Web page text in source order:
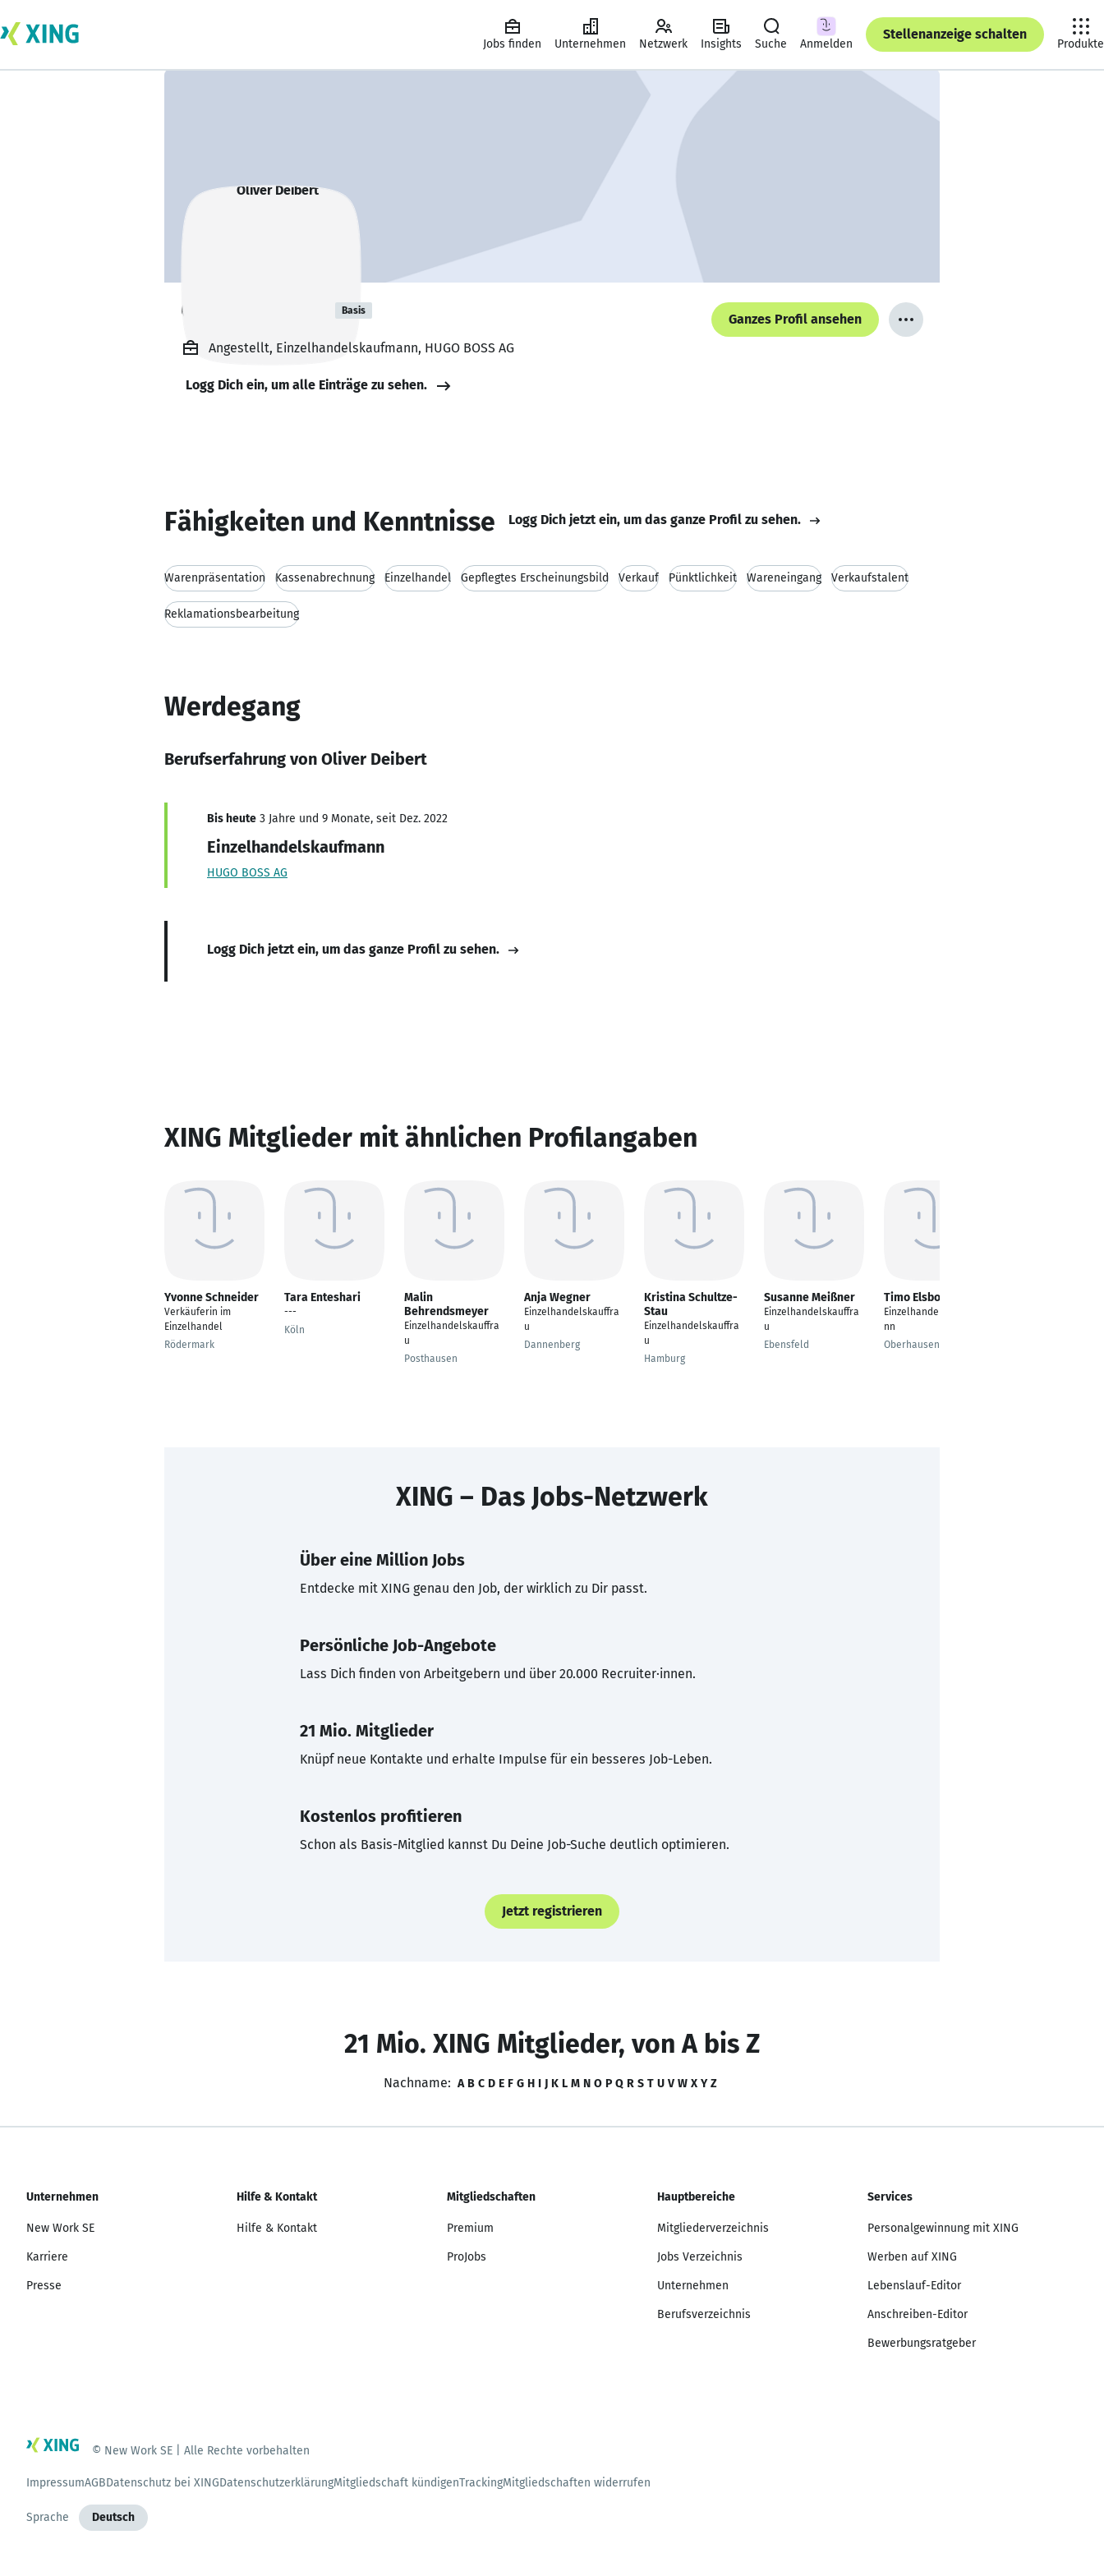
Jobs finden Unternehmen Netzwerk Insights Suche Anmelden
Stellenanzeige schalten
Produkte
Oliver Deibert Basis
Ganzes Profil ansehen
Angestellt, Einzelhandelskaufmann, HUGO BOSS AG
Logg Dich ein, um alle Einträge zu sehen.
Fähigkeiten und Kenntnisse Logg Dich jetzt ein, um das ganze Profil zu sehen.
Warenpräsentation Kassenabrechnung Einzelhandel Gepflegtes Erscheinungsbild Verkauf Pünktlichkeit Wareneingang Verkaufstalent
Reklamationsbearbeitung
Werdegang
Berufserfahrung von Oliver Deibert
Bis heute 3 Jahre und 9 Monate, seit Dez. 2022
Einzelhandelskaufmann
HUGO BOSS AG
Logg Dich jetzt ein, um das ganze Profil zu sehen.
XING Mitglieder mit ähnlichen Profilangaben
Yvonne Schneider
Verkäuferin im
Einzelhandel
Rödermark
Tara Enteshari
---
Köln
Malin
Behrendsmeyer
Einzelhandelskauffra
u
Posthausen
Anja Wegner
Einzelhandelskauffra
u
Dannenberg
Kristina Schultze-
Stau
Einzelhandelskauffra
u
Hamburg
Susanne Meißner
Einzelhandelskauffra
u
Ebensfeld
Timo Elsbosch
Einzelhandelskaufma
nn
Oberhausen
XING – Das Jobs-Netzwerk
Über eine Million Jobs
Entdecke mit XING genau den Job, der wirklich zu Dir passt.
Persönliche Job-Angebote
Lass Dich finden von Arbeitgebern und über 20.000 Recruiter·innen.
21 Mio. Mitglieder
Knüpf neue Kontakte und erhalte Impulse für ein besseres Job-Leben.
Kostenlos profitieren
Schon als Basis-Mitglied kannst Du Deine Job-Suche deutlich optimieren.
Jetzt registrieren
21 Mio. XING Mitglieder, von A bis Z
Nachname: A B C D E F G H I J K L M N O P Q R S T U V W X Y Z
Unternehmen
New Work SE
Karriere
Presse
Hilfe & Kontakt
Hilfe & Kontakt
Mitgliedschaften
Premium
ProJobs
Hauptbereiche
Mitgliederverzeichnis
Jobs Verzeichnis
Unternehmen
Berufsverzeichnis
Services
Personalgewinnung mit XING
Werben auf XING
Lebenslauf-Editor
Anschreiben-Editor
Bewerbungsratgeber
© New Work SE | Alle Rechte vorbehalten
ImpressumAGBDatenschutz bei XINGDatenschutzerklärungMitgliedschaft kündigenTrackingMitgliedschaften widerrufen
Sprache Deutsch